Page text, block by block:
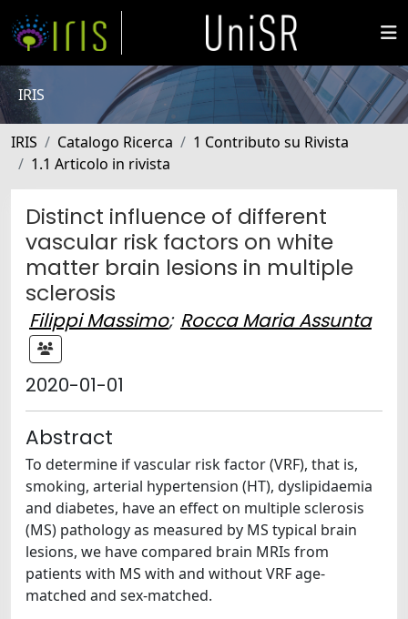
IRIS
IRIS Catalogo Ricerca
1 Contributo su Rivista
1.1 Articolo in rivista
Distinct influence of different
vascular risk factors on white
matter brain lesions in multiple
sclerosis
Filippi Massimo; Rocca Maria Assunta
2020-01-01
Abstract
To determine if vascular risk factor (VRF), that is,
smoking, arterial hypertension (HT), dyslipidaemia
and diabetes, have an effect on multiple sclerosis
(MS) pathology as measured by MS typical brain
lesions, we have compared brain MRIs from
patients with MS with and without VRF age-
matched and sex-matched.